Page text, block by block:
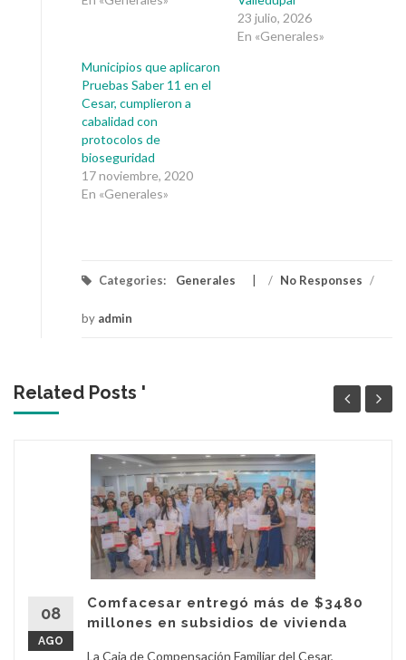
23 julio, 2026
En «Generales»
Municipios que aplicaron
Pruebas Saber 11 en el
Cesar, cumplieron a
cabalidad con
protocolos de
bioseguridad
17 noviembre, 2020
En «Generales»
Categories: Generales / No Responses /
by admin
Related Posts '
08
AGO
Comfacesar entregó más de $3480
millones en subsidios de vivienda
La Caja de Compensación Familiar del Cesar,